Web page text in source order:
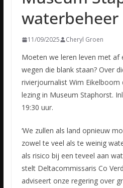
waterbeheer
11/09/2025 Cheryl Groen
Moeten we leren leven met af
wegen die blank staan? Over
rivierjournalist Wim
lezing in Museum Staphorst.
19:30 uur.
‘We zullen als land opnieuw
zowel te veel als te weinig
als risico bij een teveel aan
stelt Deltacommissaris Co
adviseert onze regering over